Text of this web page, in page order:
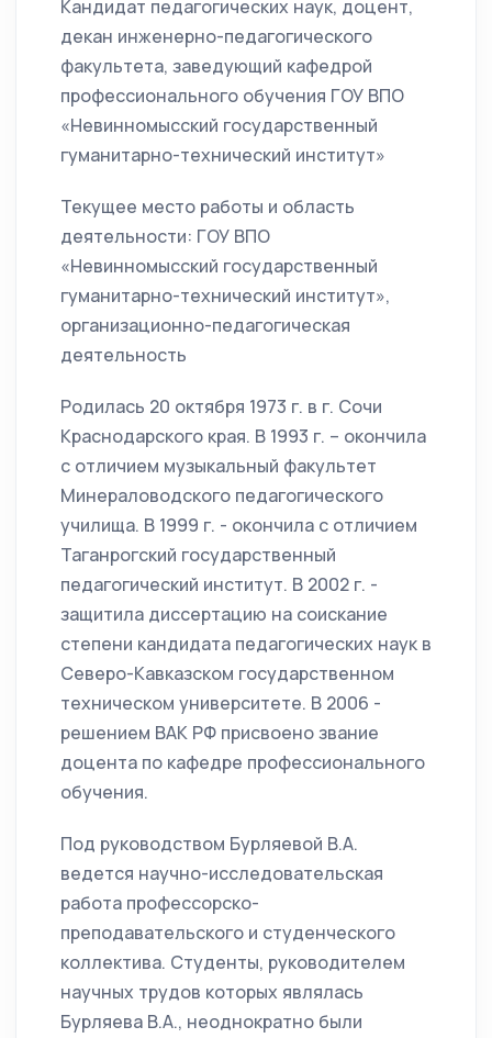
Кандидат педагогических наук, доцент,
декан инженерно-педагогического
факультета, заведующий кафедрой
профессионального обучения ГОУ ВПО
«Невинномысский государственный
гуманитарно-технический институт»
Текущее место работы и область
деятельности: ГОУ ВПО
«Невинномысский государственный
гуманитарно-технический институт»,
организационно-педагогическая
деятельность
Родилась 20 октября 1973 г. в г. Сочи
Краснодарского края. В 1993 г. – окончила
с отличием музыкальный факультет
Минераловодского педагогического
училища. В 1999 г. - окончила с отличием
Таганрогский государственный
педагогический институт. В 2002 г. -
защитила диссертацию на соискание
степени кандидата педагогических наук в
Северо-Кавказском государственном
техническом университете. В 2006 -
решением ВАК РФ присвоено звание
доцента по кафедре профессионального
обучения.
Под руководством Бурляевой В.А.
ведется научно-исследовательская
работа профессорско-
преподавательского и студенческого
коллектива. Студенты, руководителем
научных трудов которых являлась
Бурляева В.А., неоднократно были